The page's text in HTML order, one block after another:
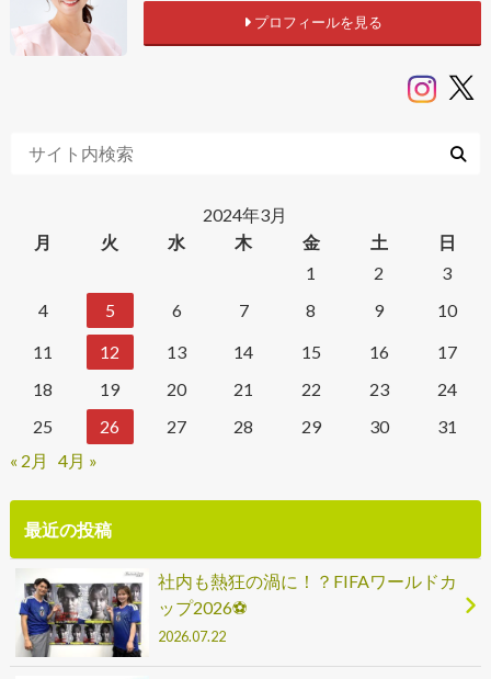
プロフィールを見る
2024年3月
月
火 水 木 金 土
日
1
2
3
4
5 6 7 8 9
10
11
12 13 14 15 16
17
18
19 20 21 22 23
24
25
26 27 28 29 30
31
« 2月
4月 »
最近の投稿
社内も熱狂の渦に！？FIFAワールドカ
ップ2026⚽
2026.07.22